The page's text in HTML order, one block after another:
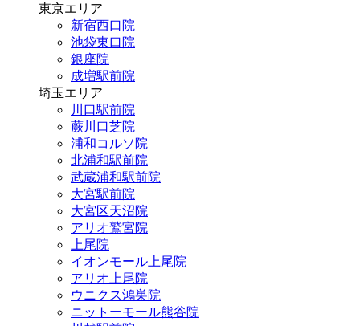
東京エリア
新宿西口院
池袋東口院
銀座院
成増駅前院
埼玉エリア
川口駅前院
蕨川口芝院
浦和コルソ院
北浦和駅前院
武蔵浦和駅前院
大宮駅前院
大宮区天沼院
アリオ鷲宮院
上尾院
イオンモール上尾院
アリオ上尾院
ウニクス鴻巣院
ニットーモール熊谷院